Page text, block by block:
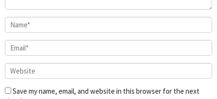
Save my name, email, and website in this browser for the next